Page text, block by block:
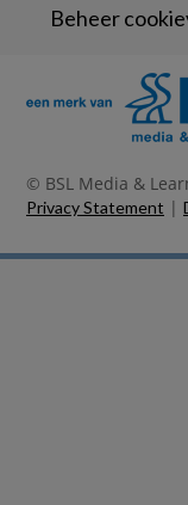
Beheer
© BSL Media &
Privacy Statement |